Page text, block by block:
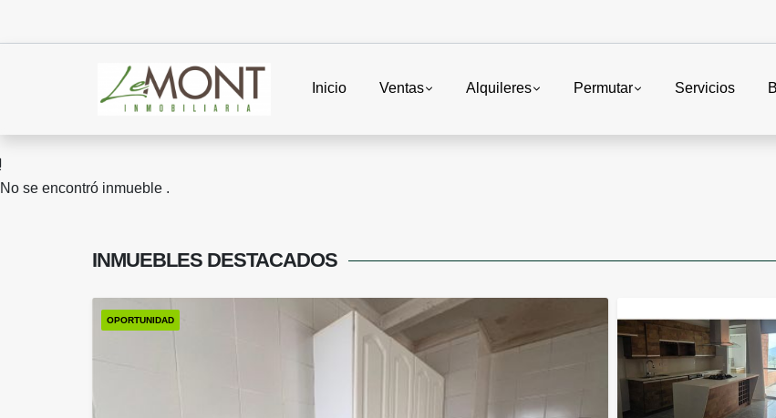
Inicio Ventas Alquileres Permutar Servicios
No se encontró inmueble .
INMUEBLES DESTACADOS
OPORTUNIDAD